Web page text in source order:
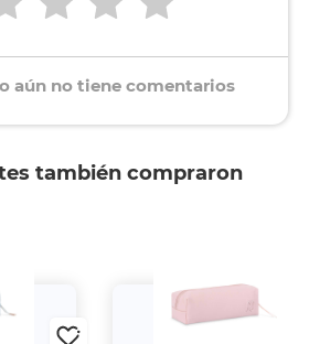
aún no tiene comentarios
también compraron